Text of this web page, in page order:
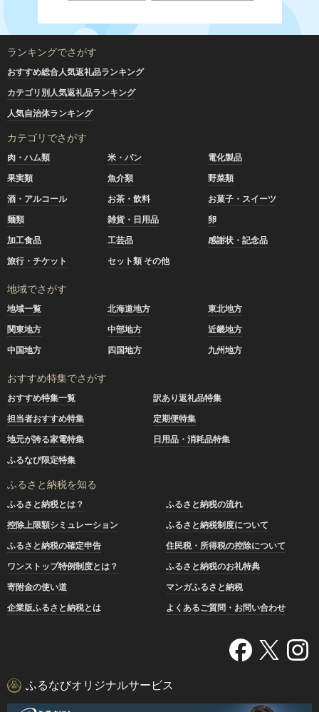
ランキングでさがす
おすすめ総合人気返礼品ランキング
カテゴリ別人気返礼品ランキング
人気自治体ランキング
カテゴリでさがす
肉・ハム類 米・パン
電化製品
果実類
魚介類
野菜類
酒・アルコール
お茶・飲料
お菓子・スイーツ
麺類
雑貨・日用品
卵
加工食品
工芸品
感謝状・記念品
旅行・チケット
セット類 その他
地域でさがす
地域一覧 北海道地方
東北地方
関東地方
中部地方
近畿地方
中国地方
四国地方 九州地方
おすすめ特集でさがす
おすすめ特集一覧
訳あり返礼品特集
担当者おすすめ特集
定期便特集
地元が誇る家電特集
日用品・消耗品特集
ふるなび限定特集
ふるさと納税を知る
ふるさと納税とは？
ふるさと納税の流れ
控除上限額シミュレーション
ふるさと納税制度について
ふるさと納税の確定申告
住民税・所得税の控除について
ワンストップ特例制度とは？
ふるさと納税のお礼特典
寄附金の使い道
マンガふるさと納税
企業版ふるさと納税とは
よくあるご質問・お問い合わせ
ふるなびオリジナルサービス